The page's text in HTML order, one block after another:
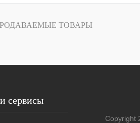
ТОВАРЫ
сервисы
Copyright